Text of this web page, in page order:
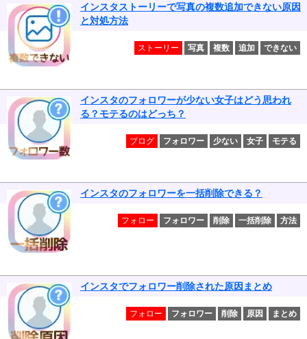
インスタストーリーで写真の複数追加できない原因
と対処方法
ストーリー 写真 複数 追加 できない
インスタのフォロワーが少ない女子はどう思われ
る？モテるのはどっち？
ブログ フォロワー 少ない 女子 モテる
インスタのフォロワーを一括削除できる？
フォロー フォロワー 削除 一括削除 方法
インスタでフォロワー削除された原因まとめ
フォロー フォロワー 削除 原因 まとめ